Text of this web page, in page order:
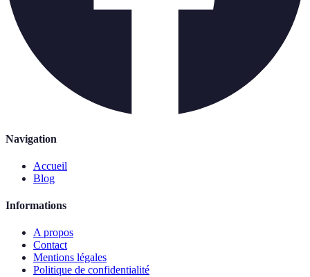
Navigation
Accueil
Blog
Informations
A propos
Contact
Mentions légales
Politique de confidentialité